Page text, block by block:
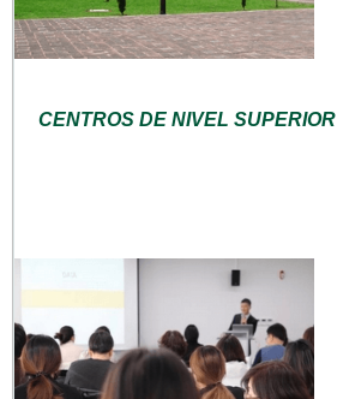
CENTROS DE NIVEL SUPERIOR